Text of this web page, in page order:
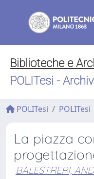
Biblioteche e
POLITesi -
POLITesi POLITesi
La piazza
BALESTRERI,